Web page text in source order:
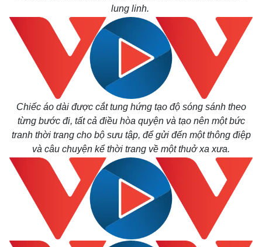
lung linh.
Chiếc áo dài được cắt tung hứng tạo độ sóng sánh theo
từng bước đi, tất cả điều hòa quyện và tạo nên một bức
tranh thời trang cho bộ sưu tập, để gửi đến một thông điệp
và câu chuyện kể thời trang về một thuở xa xưa.